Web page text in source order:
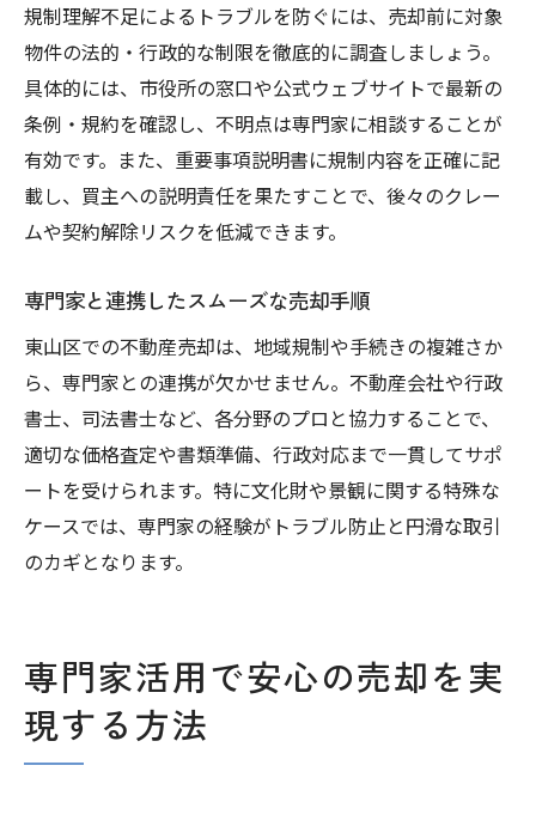
規制理解不足によるトラブルを防ぐには、売却前に対象
物件の法的・行政的な制限を徹底的に調査しましょう。
具体的には、市役所の窓口や公式ウェブサイトで最新の
条例・規約を確認し、不明点は専門家に相談することが
有効です。また、重要事項説明書に規制内容を正確に記
載し、買主への説明責任を果たすことで、後々のクレー
ムや契約解除リスクを低減できます。
専門家と連携したスムーズな売却手順
東山区での不動産売却は、地域規制や手続きの複雑さか
ら、専門家との連携が欠かせません。不動産会社や行政
書士、司法書士など、各分野のプロと協力することで、
適切な価格査定や書類準備、行政対応まで一貫してサポ
ートを受けられます。特に文化財や景観に関する特殊な
ケースでは、専門家の経験がトラブル防止と円滑な取引
のカギとなります。
専門家活用で安心の売却を実
現する方法